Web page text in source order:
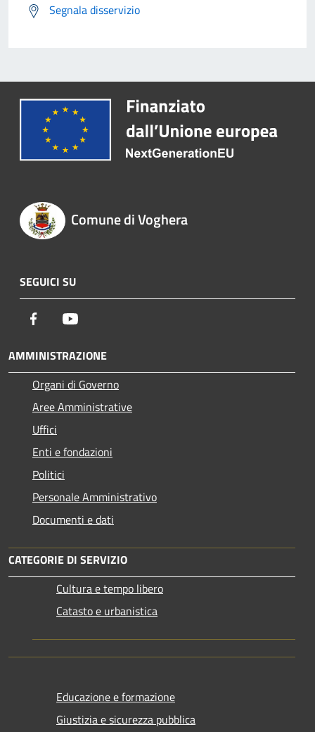
Segnala disservizio
Comune di Voghera
SEGUICI SU
Facebook
AMMINISTRAZIONE
Organi di Governo
Aree Amministrative
Uffici
Enti e fondazioni
Politici
Personale Amministrativo
Documenti e dati
CATEGORIE DI SERVIZIO
Cultura e tempo libero
Catasto e urbanistica
Educazione e formazione
Giustizia e sicurezza pubblica